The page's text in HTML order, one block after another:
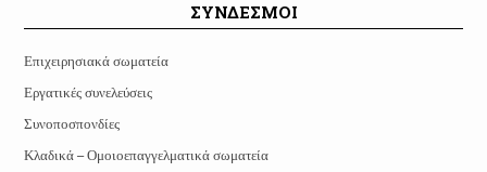
ΣΥΝΔΕΣΜΟΙ
Επιχειρησιακά σωματεία
Εργατικές συνελεύσεις
Συνοποσπονδίες
Κλαδικά – Ομοιοεπαγγελματικά σωματεία